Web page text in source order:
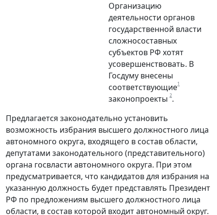
Организацию
деятельности органов
государственной власти
сложносоставных
субъектов РФ хотят
усовершенствовать. В
Госдуму внесены
соответствующие1
законопроекты 2.
Предлагается законодательно установить
возможность избрания высшего должностного лица
автономного округа, входящего в состав области,
депутатами законодательного (представительного)
органа госвласти автономного округа. При этом
предусматривается, что кандидатов для избрания на
указанную должность будет представлять Президент
РФ по предложениям высшего должностного лица
области, в состав которой входит автономный округ.